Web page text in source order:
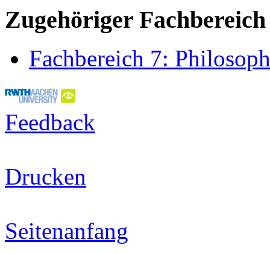
Zugehöriger Fachbereich
Fachbereich 7:
Feedback
Drucken
Seitenanfang